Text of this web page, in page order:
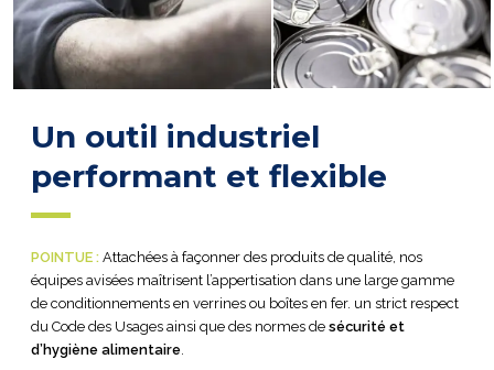
Un outil industriel
performant et flexible
POINTUE : Attachées à façonner des produits de qualité, nos
équipes avisées maîtrisent l’appertisation dans une large gamme
de conditionnements en verrines ou boîtes en fer. un strict respect
du Code des Usages ainsi que des normes de sécurité et
d’hygiène alimentaire